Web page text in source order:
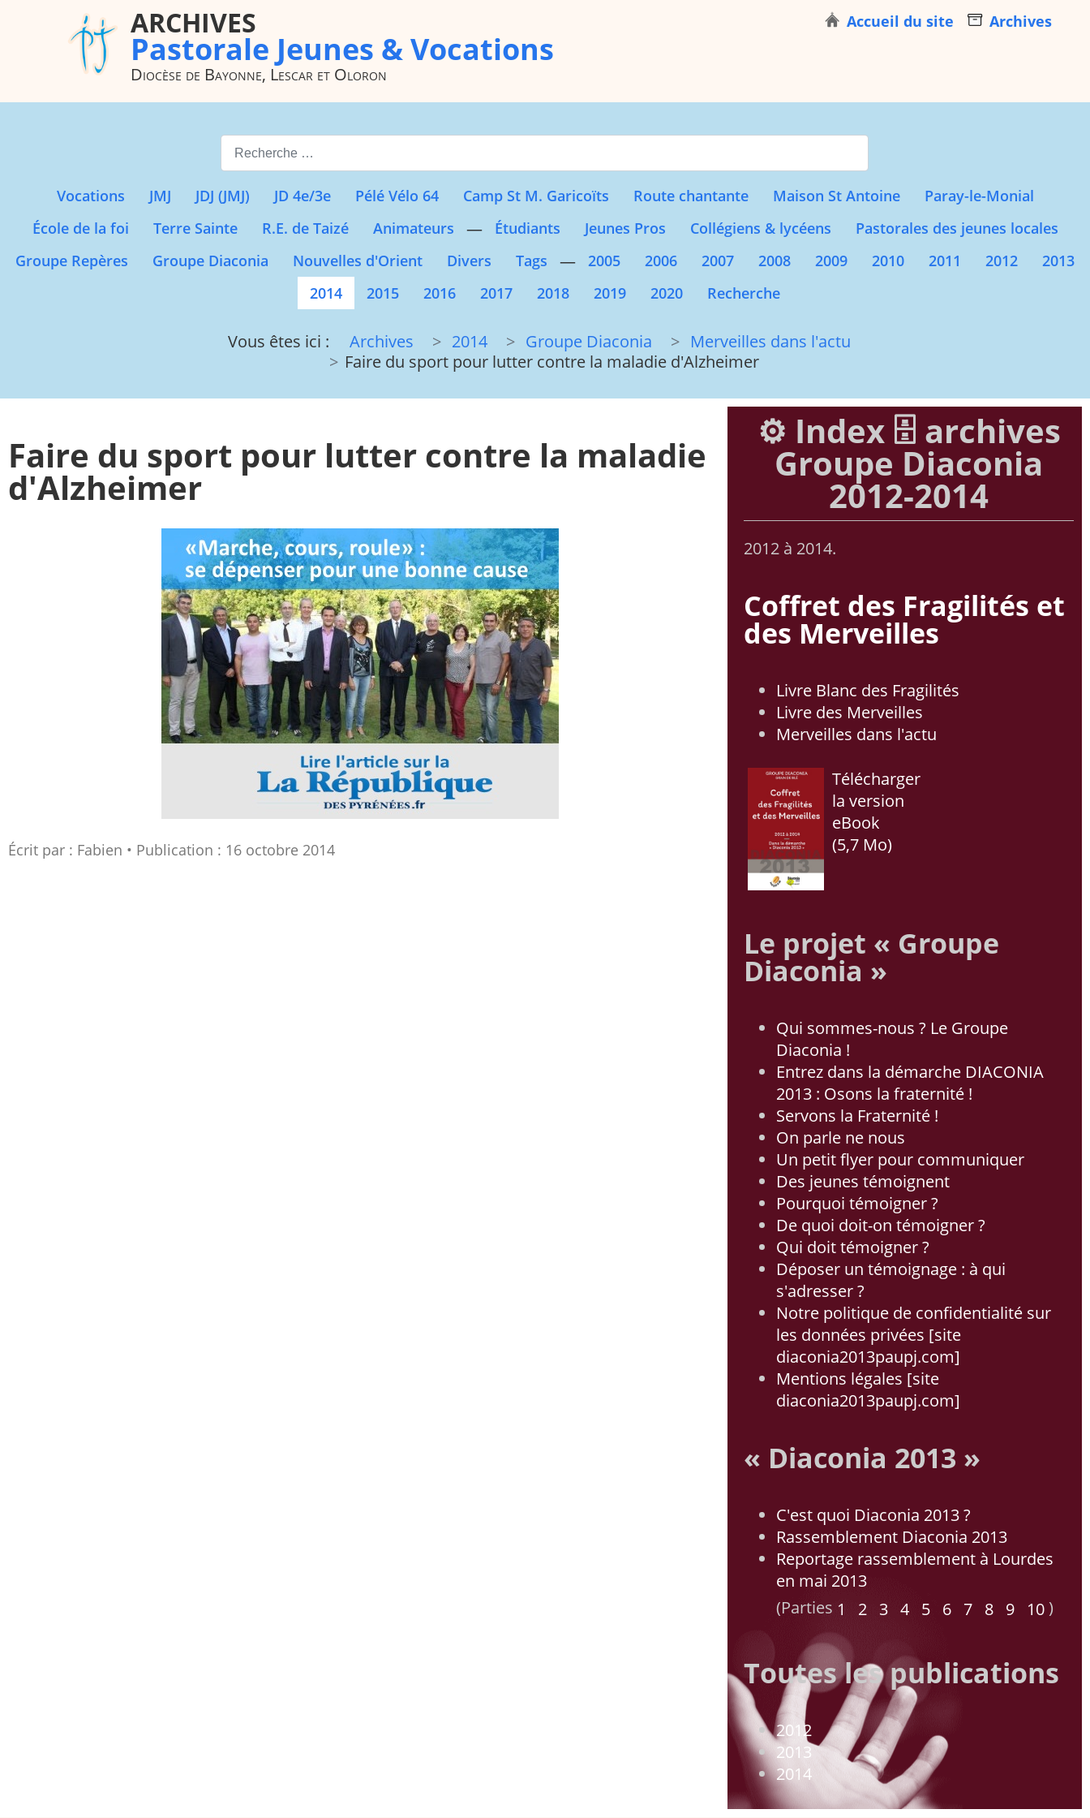
ARCHIVES
Pastorale Jeunes & Vocations
Diocèse de Bayonne, Lescar et Oloron
Accueil du site Archives
Valider
Vocations JMJ JDJ (JMJ) JD 4e/3e Pélé Vélo 64 Camp St M. Garicoïts Route chantante Maison St Antoine
Paray-le-Monial
École de la foi
Terre Sainte R.E. de Taizé Animateurs — Étudiants Jeunes Pros Collégiens & lycéens
Pastorales des jeunes locales
Groupe Repères
Groupe Diaconia Nouvelles d'Orient Divers Tags — 2005 2006 2007 2008 2009 2010 2011 2012
2013
2014
2015 2016 2017 2018 2019 2020 Recherche
Vous êtes ici : Archives 2014 Groupe Diaconia
Merveilles dans l'actu
Faire du sport pour lutter contre la maladie d'Alzheimer
Faire du sport pour lutter contre la maladie
d'Alzheimer
Écrit par : Fabien Publication : 16 octobre 2014
⚙️ Index 🗄️ archives
Groupe Diaconia
2012-2014
2012 à 2014.
Coffret des Fragilités et
des Merveilles
Livre Blanc des Fragilités
Livre des Merveilles
Merveilles dans l'actu
Télécharger
la version
eBook
(5,7 Mo)
Le projet « Groupe
Diaconia »
Qui sommes-nous ? Le Groupe
Diaconia !
Entrez dans la démarche DIACONIA
2013 : Osons la fraternité !
Servons la Fraternité !
On parle ne nous
Un petit flyer pour communiquer
Des jeunes témoignent
Pourquoi témoigner ?
De quoi doit-on témoigner ?
Qui doit témoigner ?
Déposer un témoignage : à qui
s'adresser ?
Notre politique de confidentialité sur
les données privées [site
diaconia2013paupj.com]
Mentions légales [site
diaconia2013paupj.com]
« Diaconia 2013 »
C'est quoi Diaconia 2013 ?
Rassemblement Diaconia 2013
Reportage rassemblement à Lourdes
en mai 2013
(Parties 1 2 3 4 5 6 7 8 9 10)
Toutes les publications
2012
2013
2014